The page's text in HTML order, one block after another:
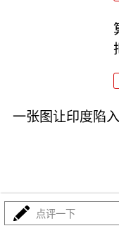
一张图让印度陷
最热 点评一下